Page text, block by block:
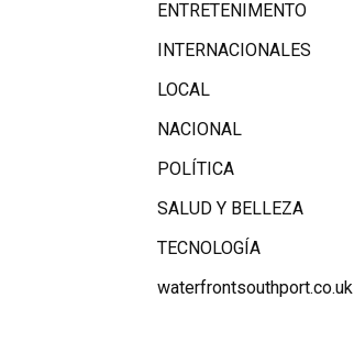
ENTRETENIMENTO
INTERNACIONALES
LOCAL
NACIONAL
POLÍTICA
SALUD Y BELLEZA
TECNOLOGÍA
waterfrontsouthport.co.uk